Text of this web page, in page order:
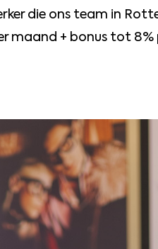
die ons team in
maand + bonus tot